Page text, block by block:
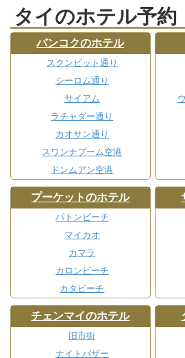
タイのホテル予約
バンコクのホテル
スクンビット通り
シーロム通り
サイアム
ラチャダー通り
カオサン通り
スワンナプーム空港
ドンムアン空港
プーケットのホテル
パトンビーチ
マイカオ
カマラ
カロンビーチ
カタビーチ
チェンマイのホテル
旧市街
ナイトバザー